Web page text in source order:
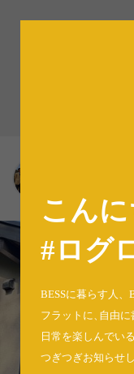
こんに
#ログ
BESSに暮らす人、
フラットに、自由に
日常を楽しんでい
つぎつぎお知らせ